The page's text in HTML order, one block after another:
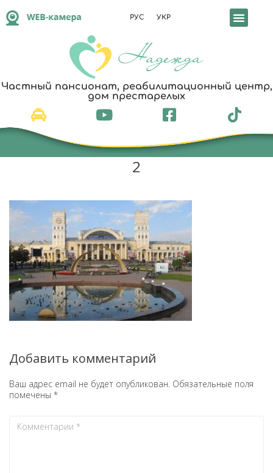
РУС УКР
Частный пансионат, реабилитационный центр,
дом престарелых
2
Добавить комментарий
Ваш адрес email не будет опубликован. Обязательные поля
помечены *